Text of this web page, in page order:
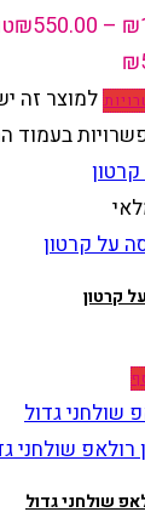
₪
–
₪550.00
למוצר זה
בעמוד
קרטון
שולחני גדול